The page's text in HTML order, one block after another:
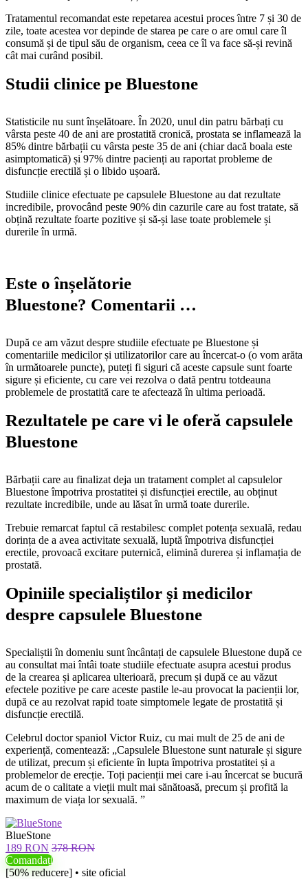
Tratamentul recomandat este repetarea acestui proces între 7 și 30 de
zile, toate acestea vor depinde de starea pe care o are omul care îl
consumă și de tipul său de organism, ceea ce îl va face să-și revină
cât mai curând posibil.
Studii clinice pe Bluestone
Statisticile nu sunt înșelătoare. În 2020, unul din patru bărbați cu
vârsta peste 40 de ani are prostatită cronică, prostata se inflamează la
85% dintre bărbații cu vârsta peste 35 de ani (chiar dacă boala este
asimptomatică) și 97% dintre pacienți au raportat probleme de
disfuncție erectilă și o libido ușoară.
Studiile clinice efectuate pe capsulele Bluestone au dat rezultate
incredibile, provocând peste 90% din cazurile care au fost tratate, să
obțină rezultate foarte pozitive și să-și lase toate problemele și
durerile în urmă.
Este o înșelătorie
Bluestone? Comentarii …
După ce am văzut despre studiile efectuate pe Bluestone și
comentariile medicilor și utilizatorilor care au încercat-o (o vom arăta
în următoarele puncte), puteți fi siguri că aceste capsule sunt foarte
sigure și eficiente, cu care vei rezolva o dată pentru totdeauna
problemele de prostatită care te afectează în ultima perioadă.
Rezultatele pe care vi le oferă capsulele
Bluestone
Bărbații care au finalizat deja un tratament complet al capsulelor
Bluestone împotriva prostatitei și disfuncției erectile, au obținut
rezultate incredibile, unde au lăsat în urmă toate durerile.
Trebuie remarcat faptul că restabilesc complet potența sexuală, redau
dorința de a avea activitate sexuală, luptă împotriva disfuncției
erectile, provoacă excitare puternică, elimină durerea și inflamația de
prostată.
Opiniile specialiștilor și medicilor
despre capsulele Bluestone
Specialiștii în domeniu sunt încântați de capsulele Bluestone după ce
au consultat mai întâi toate studiile efectuate asupra acestui produs
de la crearea și aplicarea ulterioară, precum și după ce au văzut
efectele pozitive pe care aceste pastile le-au provocat la pacienții lor,
după ce au rezolvat rapid toate simptomele legate de prostatită și
disfuncție erectilă.
Celebrul doctor spaniol Victor Ruiz, cu mai mult de 25 de ani de
experiență, comentează: „Capsulele Bluestone sunt naturale și sigure
de utilizat, precum și eficiente în lupta împotriva prostatitei și a
problemelor de erecție. Toți pacienții mei care i-au încercat se bucură
acum de o calitate a vieții mult mai sănătoasă, precum și profită la
maximum de viața lor sexuală. ”
BlueStone
189 RON 378 RON
Comandați
[50% reducere] • site oficial